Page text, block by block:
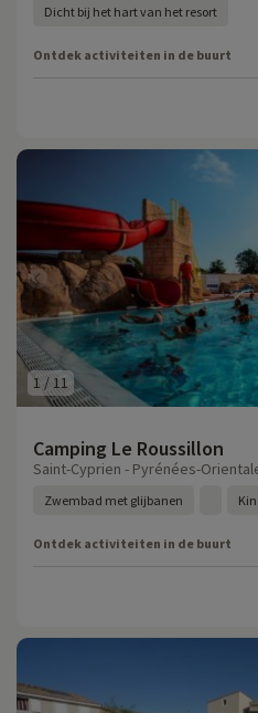
Dicht bij het hart van het resort
Ontdek activiteiten in de buurt
1 / 11
Camping Le Roussillon
Saint-Cyprien - Pyrénées-
Zwembad met glijbanen
Ontdek activiteiten in de buurt